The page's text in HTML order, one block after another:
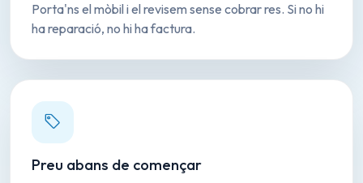
Porta'ns el mòbil i el revisem sense cobrar res. Si no hi
ha reparació, no hi ha factura.
Preu abans de començar